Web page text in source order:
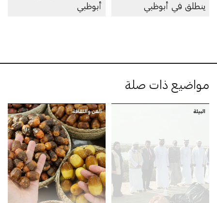
ينطلق في أبوظبي
أبوظبي
مواضيع ذات صلة
البيئة الفن والثقافة